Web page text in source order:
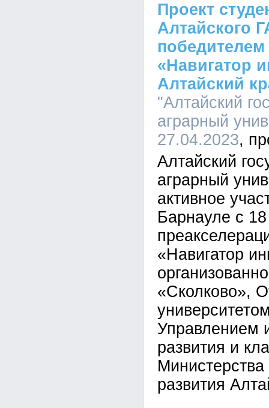
Проект
Алтайского
«Навигатор
Алтайский
"Алтайский
аграрный
27.04.2023
Алтайский
аграрный
активное
Барнауле с
«Навигатор
«Сколково»,
Управлением
развития и
Министерства
развития